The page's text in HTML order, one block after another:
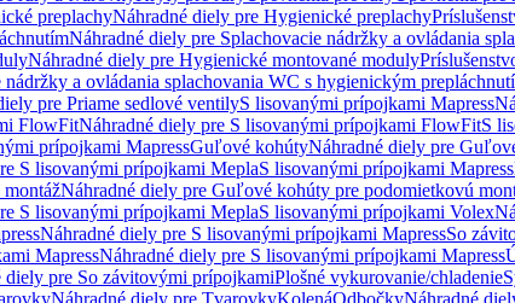
preplachyNáhradné diely pre Hygienické preplachy
Náhradné diely pre Splachovacie nádržky a ovládania
Náhradné diely pre Hygienické montované moduly
a ovládania splachovania WC s hygienickým
pre Priame sedlové ventilyS lisovanými prípojkami Mapress
FlowFitNáhradné diely pre S lisovanými prípojkami FlowFitS
prípojkami MapressGuľové kohútyNáhradné diely pre
S lisovanými prípojkami MeplaS lisovanými prípojkami Mapress
Náhradné diely pre Guľové kohúty pre podomietkovú
S lisovanými prípojkami MeplaS lisovanými prípojkami Volex
Náhradné diely pre S lisovanými prípojkami MapressSo
MapressNáhradné diely pre S lisovanými prípojkami Mapress
diely pre So závitovými prípojkamiPlošné vykurovanie/chladenie
Náhradné diely pre TvarovkyKolenáOdbočkyNáhradné